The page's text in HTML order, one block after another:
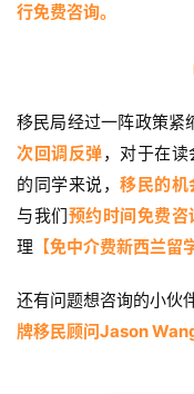
关
百
伦
A
I
询
行免费咨询。
移民局经过一阵政策紧
次回调反弹，对于在
的同学来说， 移民的机
与我们预约时间免费咨
理 【免中介费新西兰留
还有问题想咨询的小伙
牌移民顾问Jason